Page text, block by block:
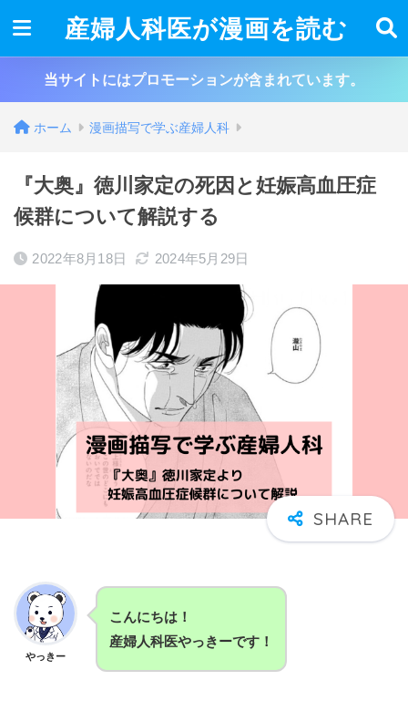
産婦人科医が漫画を読む
当サイトにはプロモーションが含まれています。
ホーム 漫画描写で学ぶ産婦人科
『大奥』徳川家定の死因と妊娠高血圧症
候群について解説する
2022年8月18日 2024年5月29日
やっきー
こんにちは！
産婦人科医やっきーです！